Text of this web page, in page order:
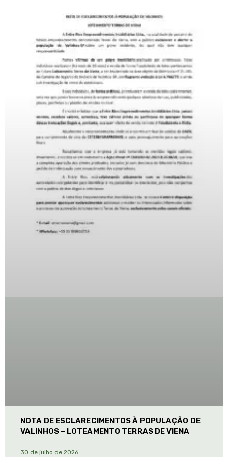
NOTA DE ESCLARECIMENTOS À POPULAÇÃO DE
VALINHOS – LOTEAMENTO TERRAS DE VIENA
30 de julho de 2026